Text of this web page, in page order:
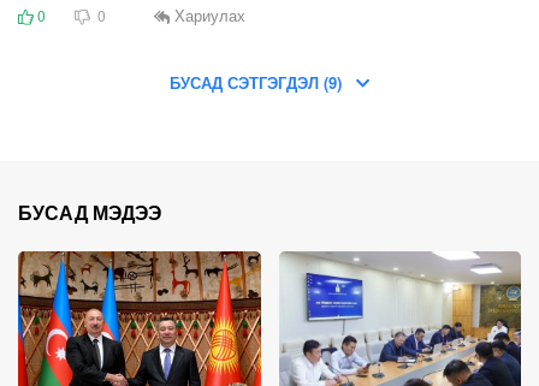
0 0 Хариулах
БУСАД СЭТГЭГДЭЛ (9)
БУСАД МЭДЭЭ